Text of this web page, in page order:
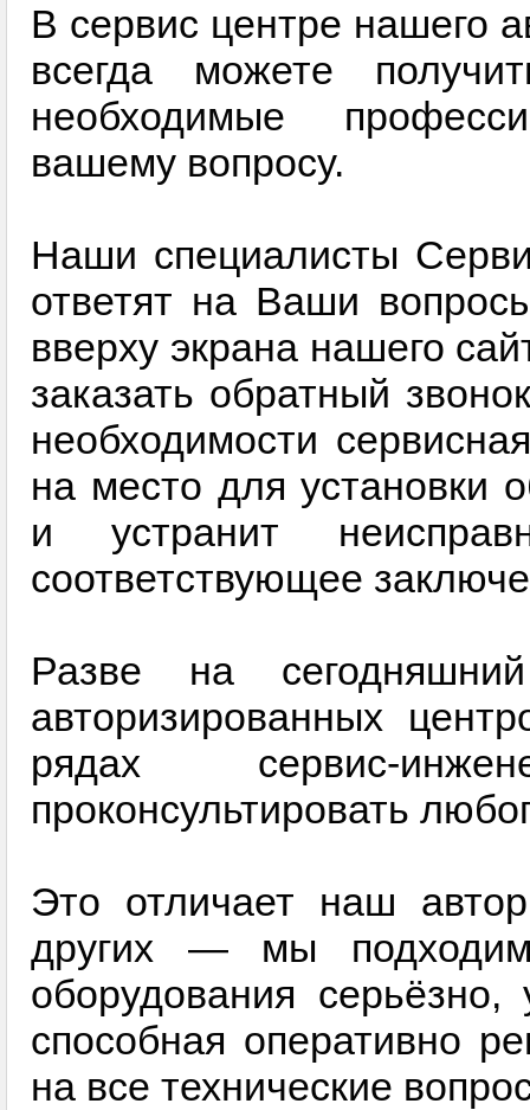
В сервис центре нашего
всегда можете
необходимые
вашему вопросу.
Наши специалисты
ответят на Ваши
вверху экрана нашего
заказать обратный
необходимости
на место для установки
и устранит
соответствующее
Разве на
авторизированных
рядах сервис-
проконсультировать
Это отличает наш
других — мы подходим
оборудования
способная оперативно
на все технические